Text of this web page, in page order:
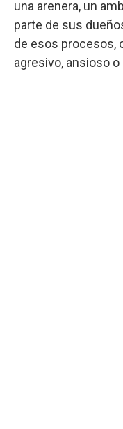
una arenera, un
parte de sus
de esos procesos,
agresivo, ansioso